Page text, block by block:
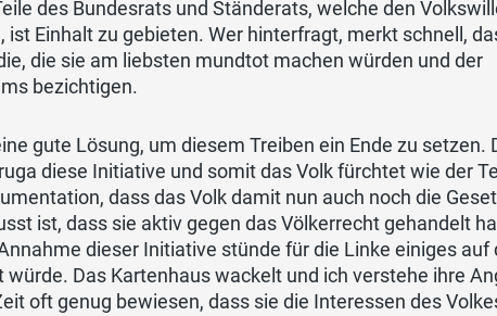
des Bundesrats und Ständerats, welche den
Einhalt zu gebieten. Wer hinterfragt, merkt schnell,
die sie am liebsten mundtot machen würden und der
bezichtigen.
gute Lösung, um diesem Treiben ein Ende zu setzen.
diese Initiative und somit das Volk fürchtet wie der
dass das Volk damit nun auch noch die
ist, dass sie aktiv gegen das Völkerrecht gehandelt
dieser Initiative stünde für die Linke einiges auf
Das Kartenhaus wackelt und ich verstehe ihre
oft genug bewiesen, dass sie die Interessen des